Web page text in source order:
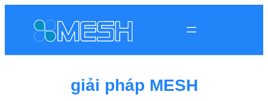
giải pháp MESH